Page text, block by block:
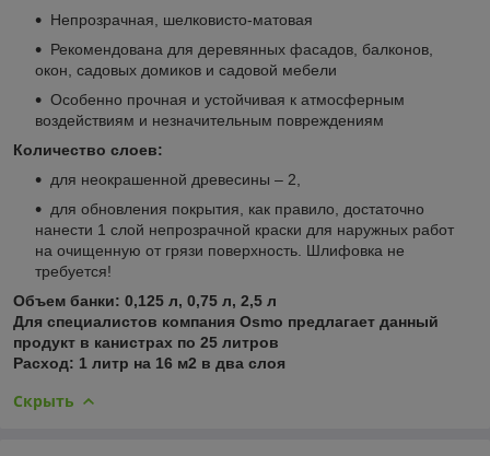
Непрозрачная, шелковисто-матовая
Рекомендована для деревянных фасадов, балконов,
окон, садовых домиков и садовой мебели
Особенно прочная и устойчивая к атмосферным
воздействиям и незначительным повреждениям
Количество слоев:
для неокрашенной древесины – 2,
для обновления покрытия, как правило, достаточно
нанести 1 слой непрозрачной краски для наружных работ
на очищенную от грязи поверхность. Шлифовка не
требуется!
Объем банки: 0,125 л, 0,75 л, 2,5 л
Для специалистов компания Osmo предлагает данный
продукт в канистрах по 25 литров
Расход: 1 литр на 16 м2 в два слоя
Скрыть